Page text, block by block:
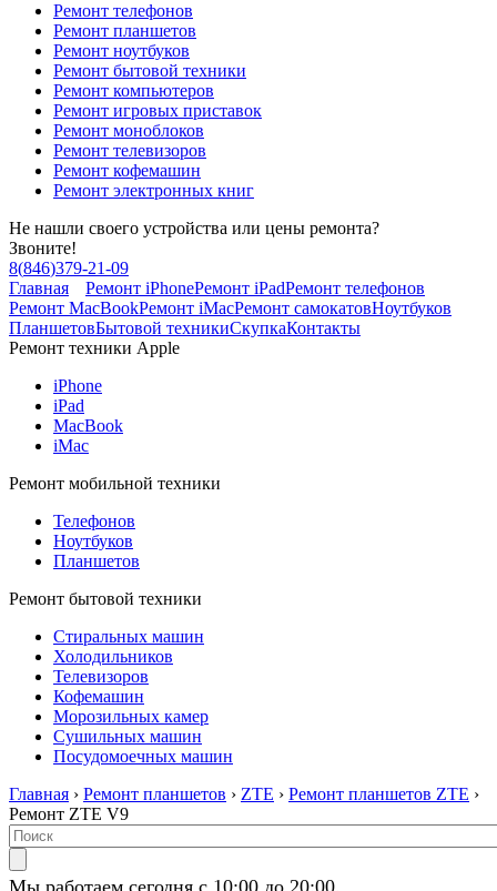
Ремонт телефонов
Ремонт планшетов
Ремонт ноутбуков
Ремонт бытовой техники
Ремонт компьютеров
Ремонт игровых приставок
Ремонт моноблоков
Ремонт телевизоров
Ремонт кофемашин
Ремонт электронных книг
Не нашли своего устройства или цены ремонта?
Звоните!
8(846)379-21-09
Главная
Ремонт iPhoneРемонт iPadРемонт телефонов
Ремонт MacBookРемонт iMacРемонт самокатовНоутбуков
ПланшетовБытовой техникиСкупкаКонтакты
Ремонт техники Apple
iPhone
iPad
MacBook
iMac
Ремонт мобильной техники
Телефонов
Ноутбуков
Планшетов
Ремонт бытовой техники
Стиральных машин
Холодильников
Телевизоров
Кофемашин
Морозильных камер
Сушильных машин
Посудомоечных машин
Главная › Ремонт планшетов › ZTE › Ремонт планшетов ZTE ›
Ремонт ZTE V9
Мы работаем сегодня с 10:00 до 20:00.